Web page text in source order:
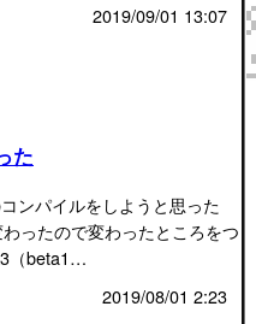
2019/09/01 13:07
た
ンパイルをしようと思った
ったので変わったところをつ
（beta1…
2019/08/01 2:23